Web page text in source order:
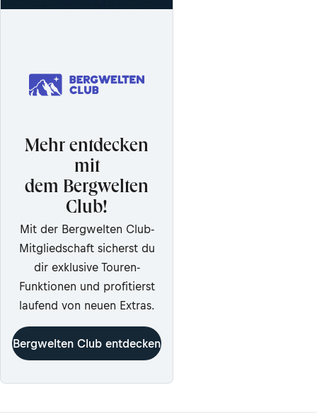
Mehr entdecken
mit
dem Bergwelten
Club!
Mit der Bergwelten Club-
Mitgliedschaft sicherst du
dir exklusive Touren-
Funktionen und profitierst
laufend von neuen Extras.
Bergwelten Club entdecken